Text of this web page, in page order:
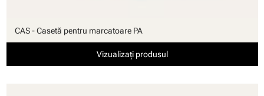
CAS - Casetă pentru marcatoare PA
Vizualizați produsul